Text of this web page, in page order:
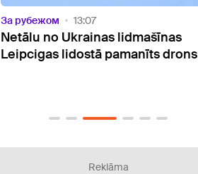
За рубежом 13:07
Netālu no Ukrainas lidmašīnas
Leipcigas lidostā pamanīts drons
Reklāma